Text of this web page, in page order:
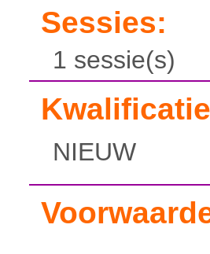
Sessies:
1 sessie(s)
NIEUW